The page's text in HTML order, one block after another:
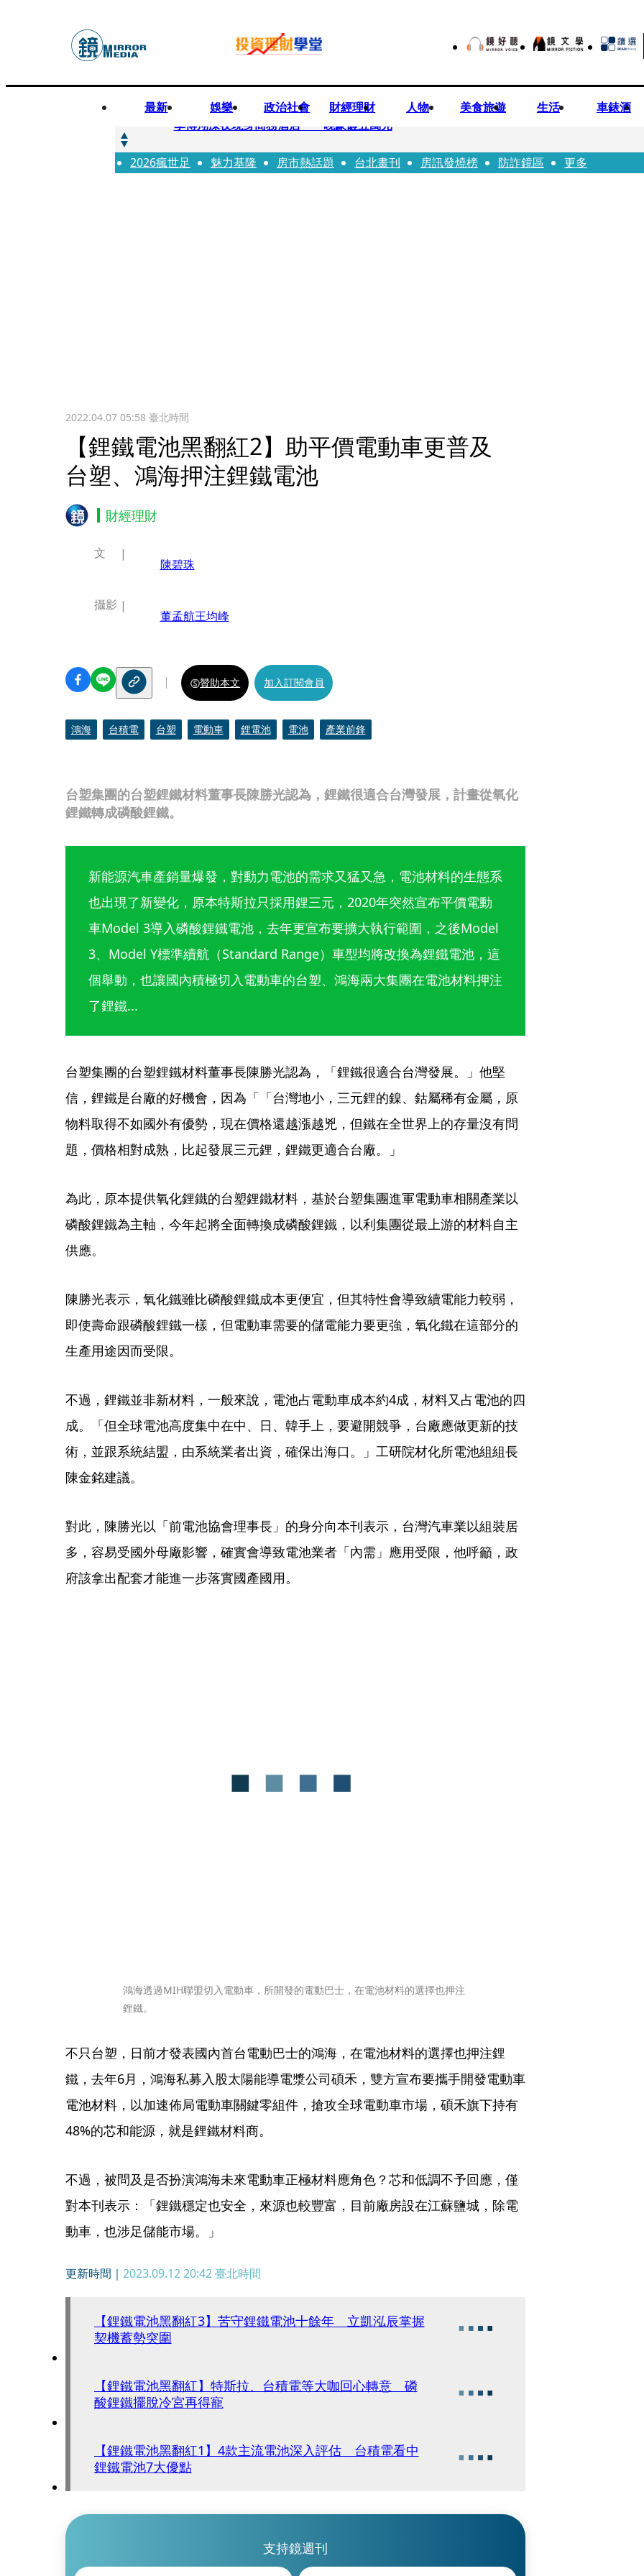
最新 娛樂 政治社會 財經理財 人物 美食旅遊 生活 車錶酒
快訊
李博翔深夜現身商務酒店 一晚豪砸五萬元
快訊
71萬粉YouTuber驟逝！被發現「陳屍同居女友住處」享年36歲 生前曾爆染毒、家暴前妻
2026瘋世足 魅力基隆 房市熱話題 台北畫刊 房訊發燒榜 防詐鏡區 更多
2022.04.07 05:58臺北時間
【鋰鐵電池黑翻紅2】助平價電動車更普及
台塑、鴻海押注鋰鐵電池
財經理財
台塑集團的台塑鋰鐵材料董事長陳勝光認為，鋰鐵很適合台灣發展，計畫從氧化
鋰鐵轉成磷酸鋰鐵。
文
陳碧珠
攝影
董孟航王均峰
贊助本文 加入訂閱會員
鴻海 台積電 台塑 電動車 鋰電池 電池 產業前鋒
新能源汽車產銷量爆發，對動力電池的需求又猛又急，電池材料的生態系
也出現了新變化，原本特斯拉只採用鋰三元，2020年突然宣布平價電動
車Model 3導入磷酸鋰鐵電池，去年更宣布要擴大執行範圍，之後Model
3、Model Y標準續航（Standard Range）車型均將改換為鋰鐵電池，這
個舉動，也讓國內積極切入電動車的台塑、鴻海兩大集團在電池材料押注
了鋰鐵...
台塑集團的台塑鋰鐵材料董事長陳勝光認為，「鋰鐵很適合台灣發展。」他堅
信，鋰鐵是台廠的好機會，因為「「台灣地小，三元鋰的鎳、鈷屬稀有金屬，原
物料取得不如國外有優勢，現在價格還越漲越兇，但鐵在全世界上的存量沒有問
題，價格相對成熟，比起發展三元鋰，鋰鐵更適合台廠。」
為此，原本提供氧化鋰鐵的台塑鋰鐵材料，基於台塑集團進軍電動車相關產業以
磷酸鋰鐵為主軸，今年起將全面轉換成磷酸鋰鐵，以利集團從最上游的材料自主
供應。
陳勝光表示，氧化鐵雖比磷酸鋰鐵成本更便宜，但其特性會導致續電能力較弱，
即使壽命跟磷酸鋰鐵一樣，但電動車需要的儲電能力要更強，氧化鐵在這部分的
生產用途因而受限。
不過，鋰鐵並非新材料，一般來說，電池占電動車成本約4成，材料又占電池的四
成。「但全球電池高度集中在中、日、韓手上，要避開競爭，台廠應做更新的技
術，並跟系統結盟，由系統業者出資，確保出海口。」工研院材化所電池組組長
陳金銘建議。
對此，陳勝光以「前電池協會理事長」的身分向本刊表示，台灣汽車業以組裝居
多，容易受國外母廠影響，確實會導致電池業者「內需」應用受限，他呼籲，政
府該拿出配套才能進一步落實國產國用。
鴻海透過MIH聯盟切入電動車，所開發的電動巴士，在電池材料的選擇也押注
鋰鐵。
不只台塑，日前才發表國內首台電動巴士的鴻海，在電池材料的選擇也押注鋰
鐵，去年6月，鴻海私募入股太陽能導電漿公司碩禾，雙方宣布要攜手開發電動車
電池材料，以加速佈局電動車關鍵零組件，搶攻全球電動車市場，碩禾旗下持有
48%的芯和能源，就是鋰鐵材料商。
不過，被問及是否扮演鴻海未來電動車正極材料應角色？芯和低調不予回應，僅
對本刊表示：「鋰鐵穩定也安全，來源也較豐富，目前廠房設在江蘇鹽城，除電
動車，也涉足儲能市場。」
更新時間｜ 2023.09.12 20:42臺北時間
【鋰鐵電池黑翻紅3】苦守鋰鐵電池十餘年 立凱泓辰掌握
契機蓄勢突圍
【鋰鐵電池黑翻紅】特斯拉、台積電等大咖回心轉意 磷
酸鋰鐵擺脫冷宮再得寵
【鋰鐵電池黑翻紅1】4款主流電池深入評估 台積電看中
鋰鐵電池7大優點
支持鏡週刊